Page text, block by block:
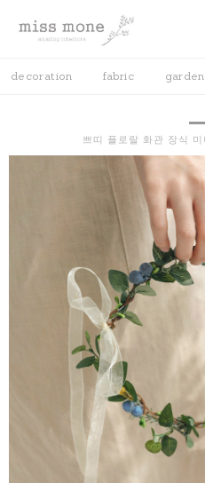
decoration fabric garden
쁘띠 플로랄 화관 장식